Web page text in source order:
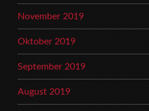
November 2019
Oktober 2019
September 2019
August 2019